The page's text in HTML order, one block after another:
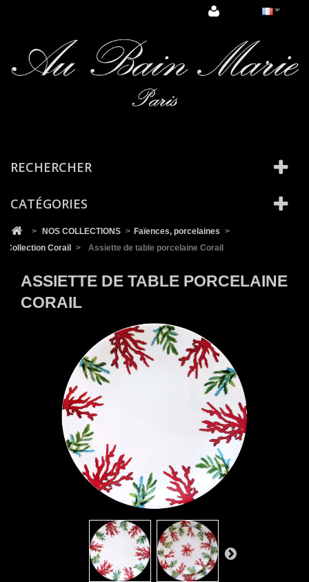
RECHERCHER
CATÉGORIES
> NOS COLLECTIONS > Faïences, porcelaines >
Collection Corail > Assiette de table porcelaine Corail
ASSIETTE DE TABLE PORCELAINE
CORAIL